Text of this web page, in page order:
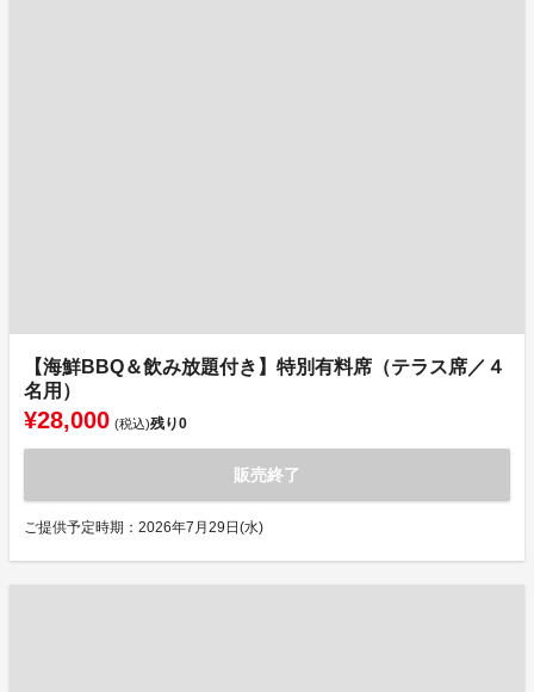
【海鮮BBQ＆飲み放題付き】特別有料席（テラス席／４
名用）
¥28,000 (税込)残り0
販売終了
ご提供予定時期：2026年7月29日(水)